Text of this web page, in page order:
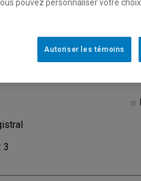
: 3
pouvez personnaliser votre
Autoriser les témoins